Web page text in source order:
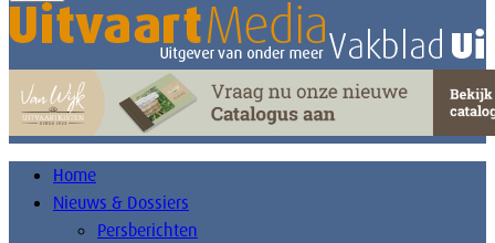
Home
Nieuws & Dossiers
Persberichten